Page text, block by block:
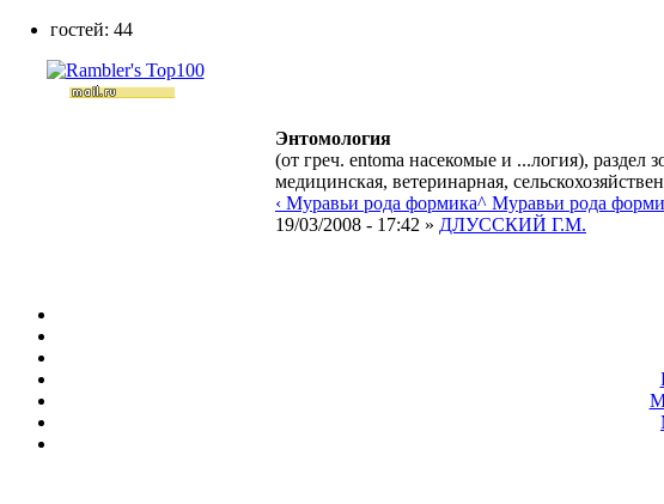
Энтомология
(от греч. entoma насекомые и ...логия),
медицинская, ветеринарная,
‹ Муравьи рода формика^ Муравьи рода
19/03/2008 - 17:42 » ДЛУССКИЙ Г.М.
гостей: 44